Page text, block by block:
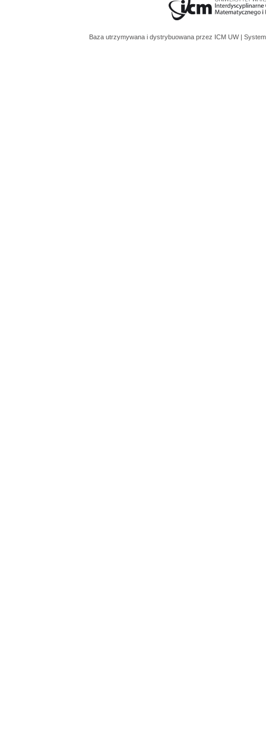
Baza utrzymywana i dystrybuowana przez ICM UW |